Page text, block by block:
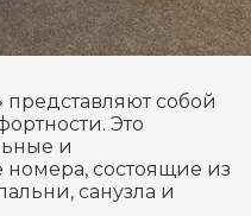
собой
Это
и
состоящие из
санузла и